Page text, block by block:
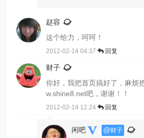
赵容
这个给力，呵呵！
2012-02-14 04:37 回复
财子
你好，我把首页搞好了，麻烦
w.shine8.net吧，谢谢！！
2012-02-14 12:24 回复
闲吧 @财子